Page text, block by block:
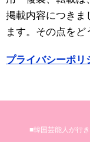
掲載内容につきま
ます。その点をど
プライバシーポリ
■韓国芸能人が行